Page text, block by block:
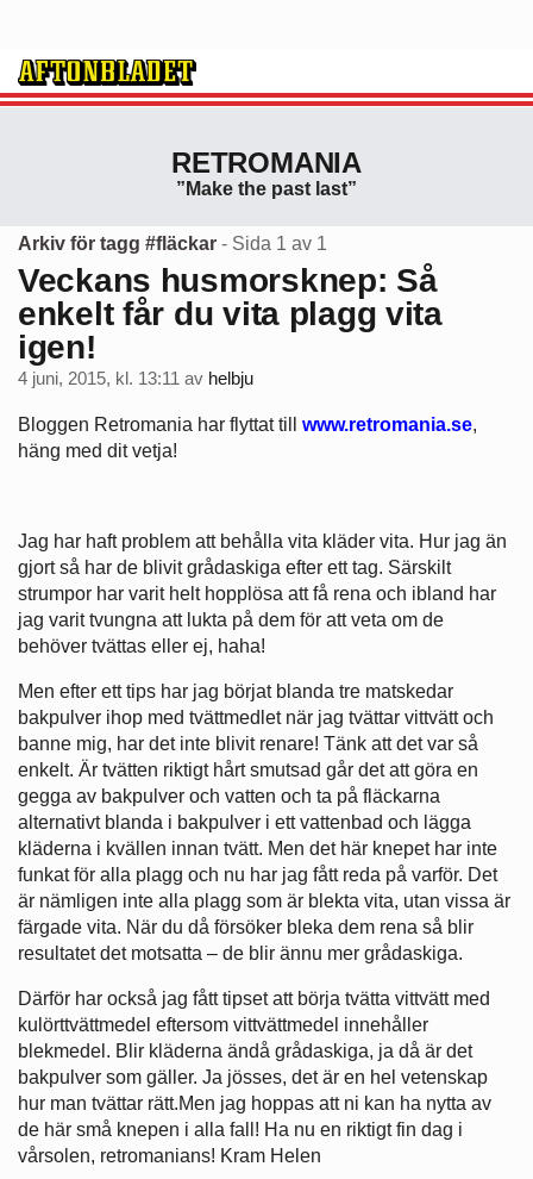
RETROMANIA
”Make the past last”
Arkiv för tagg #fläckar - Sida 1 av 1
Veckans husmorsknep: Så
enkelt får du vita plagg vita
igen!
4 juni, 2015, kl. 13:11 av helbju
Bloggen Retromania har flyttat till www.retromania.se,
häng med dit vetja!
Jag har haft problem att behålla vita kläder vita. Hur jag än
gjort så har de blivit grådaskiga efter ett tag. Särskilt
strumpor har varit helt hopplösa att få rena och ibland har
jag varit tvungna att lukta på dem för att veta om de
behöver tvättas eller ej, haha!
Men efter ett tips har jag börjat blanda tre matskedar
bakpulver ihop med tvättmedlet när jag tvättar vittvätt och
banne mig, har det inte blivit renare! Tänk att det var så
enkelt. Är tvätten riktigt hårt smutsad går det att göra en
gegga av bakpulver och vatten och ta på fläckarna
alternativt blanda i bakpulver i ett vattenbad och lägga
kläderna i kvällen innan tvätt. Men det här knepet har inte
funkat för alla plagg och nu har jag fått reda på varför. Det
är nämligen inte alla plagg som är blekta vita, utan vissa är
färgade vita. När du då försöker bleka dem rena så blir
resultatet det motsatta – de blir ännu mer grådaskiga.
Därför har också jag fått tipset att börja tvätta vittvätt med
kulörttvättmedel eftersom vittvättmedel innehåller
blekmedel. Blir kläderna ändå grådaskiga, ja då är det
bakpulver som gäller. Ja jösses, det är en hel vetenskap
hur man tvättar rätt.Men jag hoppas att ni kan ha nytta av
de här små knepen i alla fall! Ha nu en riktigt fin dag i
vårsolen, retromanians! Kram Helen